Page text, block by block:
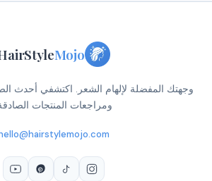
Mojo
وجهتك المفضلة لإلهام الشعر. اكتشفي أحدث
ومراجعات المنتجات